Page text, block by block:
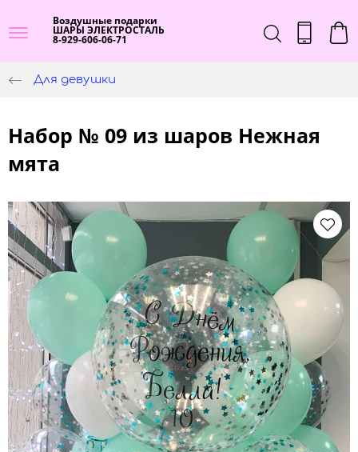
Воздушные подарки
ШАРЫ ЭЛЕКТРОСТАЛЬ
8-929-606-06-71
Для девушки
Набор № 09 из шаров Нежная
мята